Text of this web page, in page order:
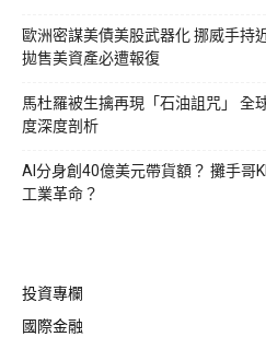
歐洲密謀美債美股武器化 挪威手持
拋售美資產必遭報復
馬杜羅被生擒再現「石油詛咒」 全
度深度剖析
AI分身創40億美元帶貨額？ 攤手哥
工業革命？
投資專欄
國際金融